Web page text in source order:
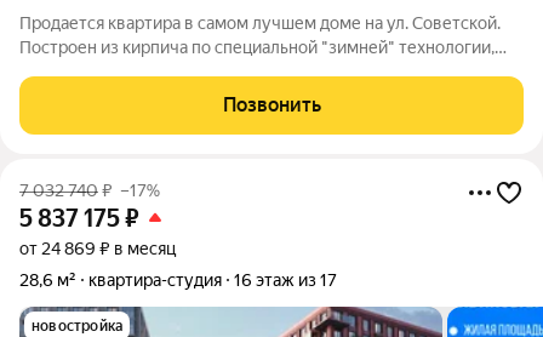
Продается квартира в самом лучшем доме на ул. Советской.
Построен из кирпича по специальной "зимней" технологии,
обычно открыты окна. Окна выходят во двор и на Засопку,
прекрасный обзор с
Позвонить
7 032 740₽ –17%
5 837 175₽
от 24 869 ₽ в месяц
28,6 м²
квартира-студия 16 этаж из 17
новостройка